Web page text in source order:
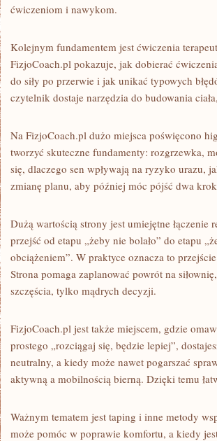
ćwiczeniom i nawykom.
Kolejnym fundamentem jest ćwiczenia
FizjoCoach.pl pokazuje, jak dobierać
do siły po przerwie i jak unikać typowych
czytelnik dostaje narzędzia do budowania
Na FizjoCoach.pl dużo miejsca poświęcono
tworzyć skuteczne fundamenty: rozgrzewka,
się, dlaczego sen wpływają na ryzyko
zmianę planu, aby później móc pójść dwa
Dużą wartością strony jest umiejętne
przejść od etapu „żeby nie bolało” do etapu
obciążeniem”. W praktyce oznacza to
Strona pomaga zaplanować powrót na
szczęścia, tylko mądrych decyzji.
FizjoCoach.pl jest także miejscem, gdzie
prostego „rozciągaj się, będzie lepiej”,
neutralny, a kiedy może nawet pogarszać
aktywną a mobilnością bierną. Dzięki temu
Ważnym tematem jest taping i inne metody
może pomóc w poprawie komfortu, a kiedy